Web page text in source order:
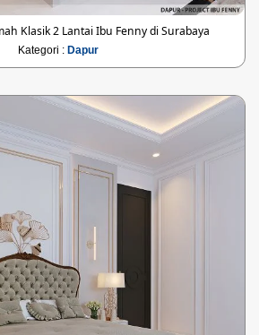
Klasik 2 Lantai Ibu Fenny di Surabaya
Kategori : Dapur